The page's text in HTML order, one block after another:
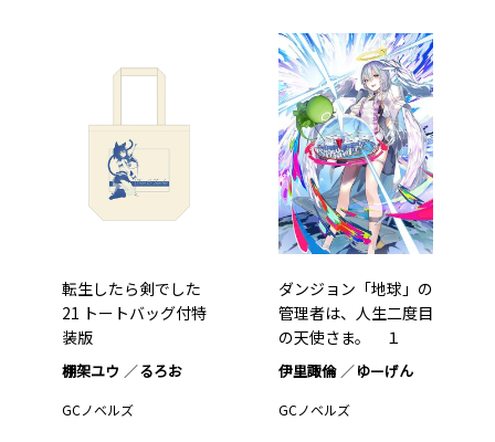
転生したら剣でした
21 トートバッグ付特
装版
棚架ユウ るろお
GCノベルズ
ダンジョン「地球」の
管理者は、人生二度目
の天使さま。 １
伊里諏倫 ゆーげん
GCノベルズ